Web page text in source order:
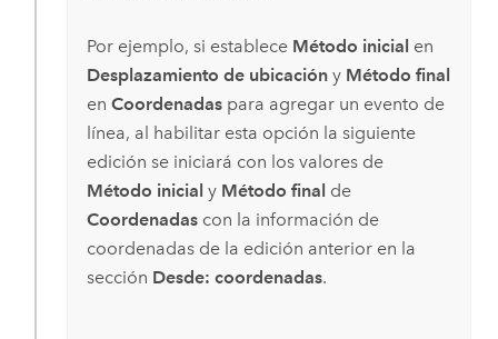
Por ejemplo, si establece Método inicial en
Desplazamiento de ubicacióny Método final
en Coordenadaspara agregar un evento de
línea, al habilitar esta opción la siguiente
edición se iniciará con los valores de
Método inicial y Método final de
Coordenadascon la información de
coordenadas de la edición anterior en la
sección Desde: coordenadas.